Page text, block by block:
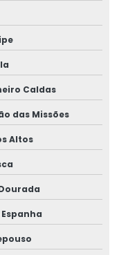
Caldas
das Missões
Altos